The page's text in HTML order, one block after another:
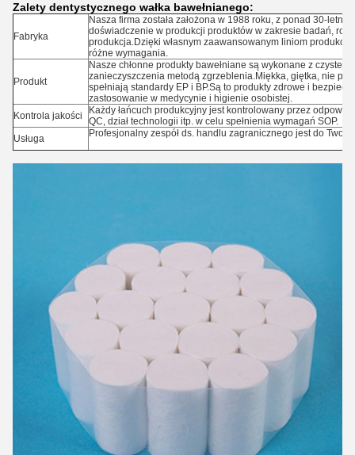
Zalety dentystycznego wałka bawełnianego:
Fabryka
Nasza firma została założona w 1988 roku, z ponad 30-letnią
doświadczenie w produkcji produktów w zakresie badań,
produkcja.Dzięki własnym zaawansowanym liniom
różne wymagania.
Produkt
Nasze chłonne produkty bawełniane są wykonane z czystej
zanieczyszczenia metodą zgrzeblenia.Miękka, giętka, nie
spełniają standardy EP i BP.Są to produkty zdrowe i
zastosowanie w medycynie i higienie osobistej.
Kontrola jakości
Każdy łańcuch produkcyjny jest kontrolowany przez
QC, dział technologii itp. w celu spełnienia wymagań SOP.
Usługa
Profesjonalny zespół ds. handlu zagranicznego jest do